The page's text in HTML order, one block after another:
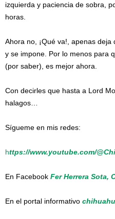
izquierda y paciencia de sobra,
horas.
Ahora no, ¡Qué va!, apenas
y se impone. Por lo menos para
(por saber), es mejor ahora.
Con decirles que hasta a Lord
halagos…
Sígueme en mis redes:
https://www.youtube.com/
En Facebook Fer Herrera Sota,
En el portal informativo